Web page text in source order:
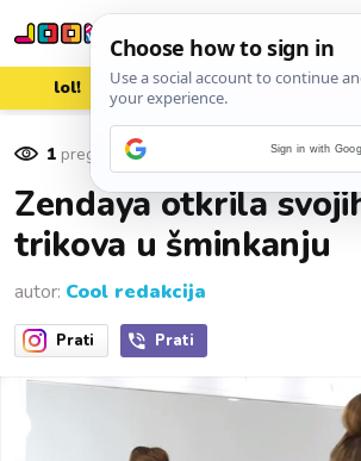
lol! aww vrh!
1 pregleda
Zendaya otkrila
trikova u šminkanju
autor: Cool redakcija
Prati Prati
Sign in with